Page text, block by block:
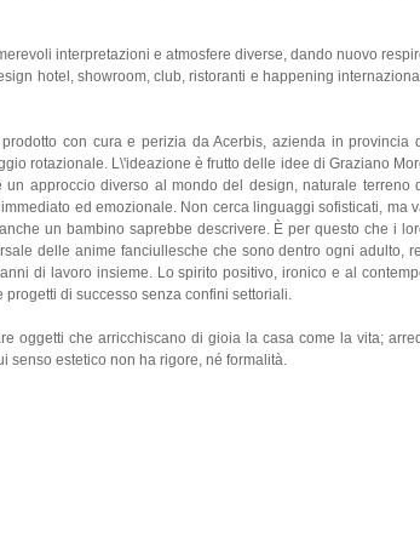
interpretazioni e atmosfere diverse, dando nuovo
hotel, showroom, club, ristoranti e happening
con cura e perizia da Acerbis, azienda in provincia
rotazionale. L\'ideazione è frutto delle idee di Graziano
approccio diverso al mondo del design, naturale terreno
ed emozionale. Non cerca linguaggi sofisticati, ma
un bambino saprebbe descrivere. È per questo che i
delle anime fanciullesche che sono dentro ogni adulto,
di lavoro insieme. Lo spirito positivo, ironico e al
di successo senza confini settoriali.
oggetti che arricchiscano di gioia la casa come la vita;
estetico non ha rigore, né formalità.